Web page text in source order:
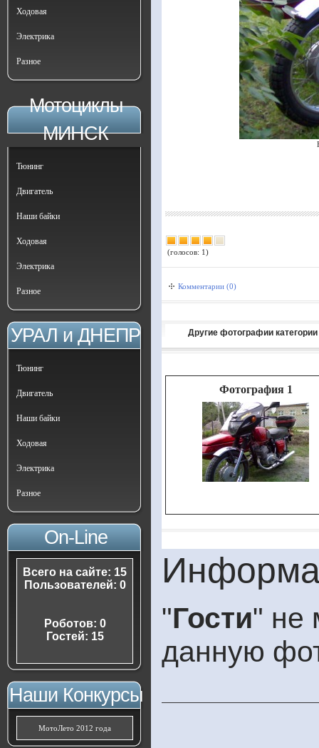
Ходовая
Электрика
Разное
Мотоциклы
МИНСК
Тюнинг
Двигатель
Наши байки
Ходовая
Электрика
Разное
УРАЛ и ДНЕПР
Тюнинг
Двигатель
Наши байки
Ходовая
Электрика
Разное
On-Line
Всего на сайте: 15
Пользователей: 0
Роботов: 0
Гостей: 15
Наши Конкурсы
МотоЛето 2012 года
(голосов: 1)
Комментарии (0)
Другие фотографии категории
Фотография 1
"Гости" не
данную